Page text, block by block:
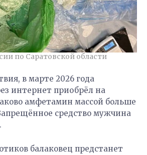
по Саратовской области
в марте 2026 года
интернет приобрёл на
амфетамин массой больше
средство мужчина
балаковец предстанет